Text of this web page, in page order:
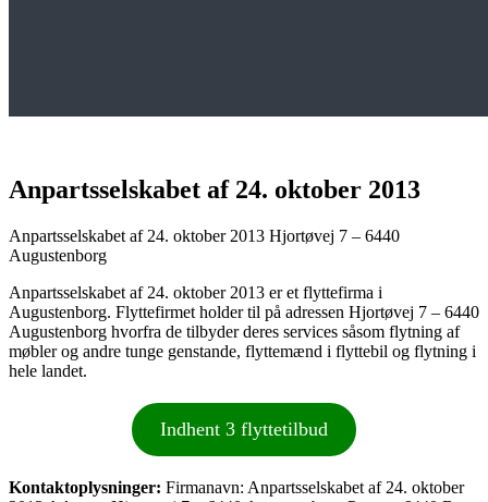
Anpartsselskabet af 24. oktober 2013
Anpartsselskabet af 24. oktober 2013 Hjortøvej 7 – 6440
Augustenborg
Anpartsselskabet af 24. oktober 2013 er et flyttefirma i
Augustenborg. Flyttefirmet holder til på adressen Hjortøvej 7 – 6440
Augustenborg hvorfra de tilbyder deres services såsom flytning af
møbler og andre tunge genstande, flyttemænd i flyttebil og flytning i
hele landet.
Indhent 3 flyttetilbud
Kontaktoplysninger: Firmanavn: Anpartsselskabet af 24. oktober